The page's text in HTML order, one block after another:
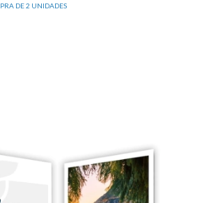
DE 2 UNIDADES